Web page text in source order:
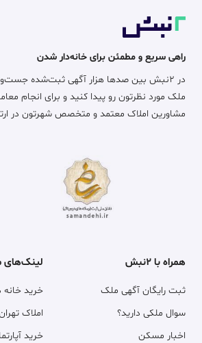
راهی سریع و مطمئن برای خانه‌دار شدن
در ۲نبش بین صدها هزار آگهی ثبت‌شده
ملک مورد نظرتون رو پیدا کنید و برای انجام
مشاورین املاک معتمد و متخصص شهرتون در
همراه با ۲نبش
ثبت رایگان آگهی ملک
سوال ملکی دارید؟
اخبار مسکن
خرید خانه
املاک
خرید